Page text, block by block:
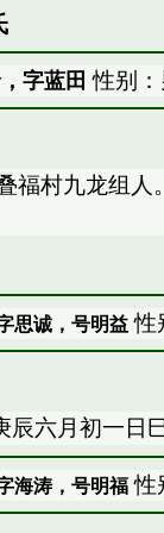
字蓝田 性别
福村九龙组
思诚，号明益性
辰六月初一日
海涛，号明福性